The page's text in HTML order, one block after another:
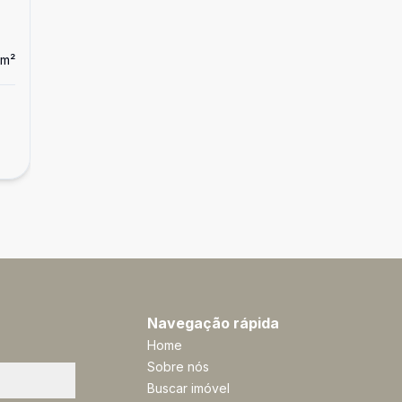
m²
Navegação rápida
Home
Sobre nós
Buscar imóvel